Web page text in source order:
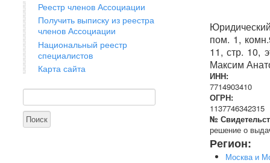
Реестр членов Ассоциации
Получить выписку из реестра
членов Ассоциации
Национальный реестр
специалистов
Карта сайта
Форма поиска
Поиск
пом. 1,
11, стр. 10,
Максим
ИНН:
7714903410
ОГРН:
1137746342315
№
решение о
Регион:
Москва и